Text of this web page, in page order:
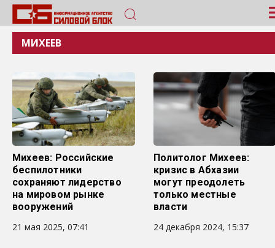
МИХЕЕВ
Михеев: Российские
беспилотники
сохраняют лидерство
на мировом рынке
вооружений
21 мая 2025, 07:41
Политолог Михеев:
кризис в Абхазии
могут преодолеть
только местные
власти
24 декабря 2024, 15:37